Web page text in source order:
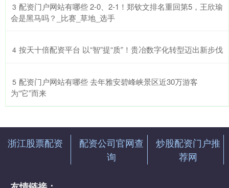
3 ​配资门户网站有哪些 2-0、2-1！郑钦文排名重回第5，王欣瑜
会是黑马吗？_比赛_草地_选手
4 ​按天十倍配资平台 以“智”提“质”！贵冶数字化转型迈出新步伐
5 ​配资门户网站有哪些 去年雅安碧峰峡景区近30万游客
为“它”而来
浙江股票配资
配资公司官网查
询
炒股配资门户推
荐网